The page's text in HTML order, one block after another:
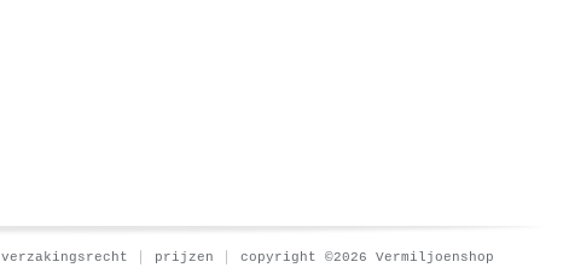
verzakingsrecht prijzen copyright ©2026 Vermiljoenshop